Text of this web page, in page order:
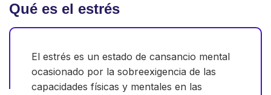
Qué es el estrés
El estrés es un estado de cansancio mental
ocasionado por la sobreexigencia de las
capacidades físicas y mentales en las